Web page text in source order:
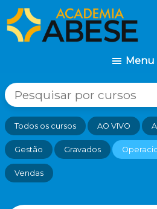
Todos os cursos AO VIVO
Gestão Gravados
Vendas